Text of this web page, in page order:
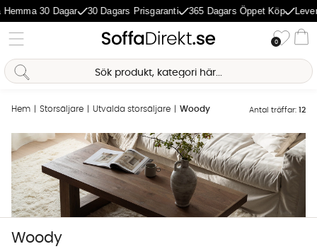
30 Dagar 30 Dagars Prisgaranti 365 Dagars Öppet Köp
0
Hem Storsäljare Utvalda storsäljare Woody Antal träffar: 12
Woody
Sofia Direkt
AI-assistent